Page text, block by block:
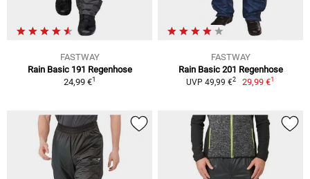
FASTWAY
Rain Basic 191 Regenhose
24,99 €1
FASTWAY
Rain Basic 201 Regenhose
UVP 49,99 €2 29,99 €1